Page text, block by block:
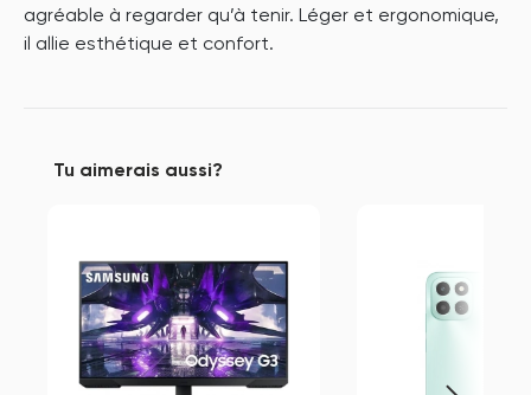
agréable à regarder qu’à tenir. Léger et ergonomique,
il allie esthétique et confort.
Tu aimerais aussi?